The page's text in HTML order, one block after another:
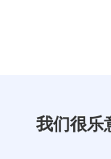
我们很乐